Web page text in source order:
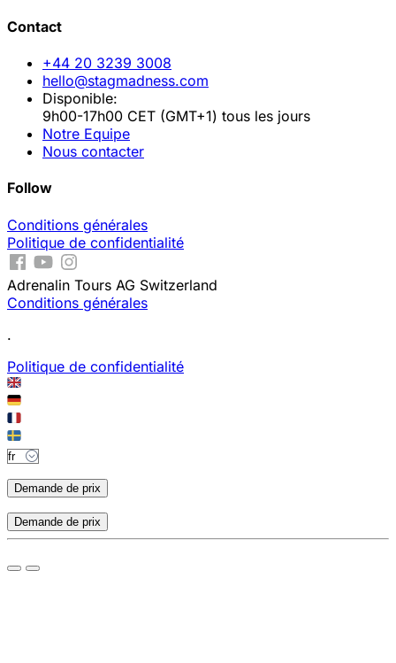
Contact
+44 20 3239 3008
hello@stagmadness.com
Disponible:
9h00-17h00 CET (GMT+1) tous les jours
Notre Equipe
Nous contacter
Follow
Conditions générales
Politique de confidentialité
Adrenalin Tours AG Switzerland
Conditions générales
.
Politique de confidentialité
Demande de prix
Demande de prix